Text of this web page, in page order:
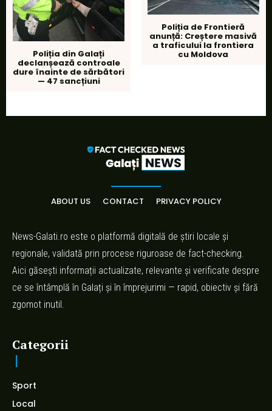
Poliția din Galați
declanșează controale
dure înainte de sărbători
— 47 sancțiuni
Poliția de Frontieră
anunță: Creștere masivă
a traficului la frontiera
cu Moldova
ABOUT US CONTACT PRIVACY POLICY
News-Galati.ro este o platformă digitală de știri locale și
regionale, validată prin procese riguroase de fact-checking.
Aici găsești informații actualizate, relevante și verificate despre
ce se întâmplă în Galați și în împrejurimi — rapid, obiectiv și fără
zgomot inutil.
Categorii
Sport
Local